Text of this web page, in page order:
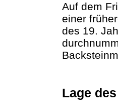
Auf dem
einer
des 19.
Lage